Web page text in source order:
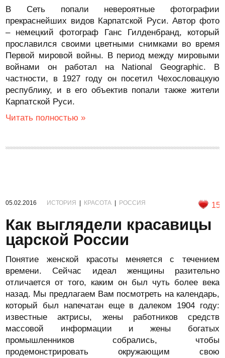
В Сеть попали невероятные фотографии
прекраснейших видов Карпатской Руси. Автор фото
– немецкий фотограф Ганс Гилденбранд, который
прославился своими цветными снимками во время
Первой мировой войны. В период между мировыми
войнами он работал на National Geographic. В
частности, в 1927 году он посетил Чехословацкую
республику, и в его объектив попали также жители
Карпатской Руси.
Читать полностью »
05.02.2016 ИСТОРИЯ КРАСОТА РОССИЯ 15
Как выглядели красавицы
царской России
Понятие женской красоты меняется с течением
времени. Сейчас идеал женщины разительно
отличается от того, каким он был чуть более века
назад. Мы предлагаем Вам посмотреть на календарь,
который был напечатан еще в далеком 1904 году:
известные актрисы, жены работников средств
массовой информации и жены богатых
промышленников собрались, чтобы
продемонстрировать окружающим свою